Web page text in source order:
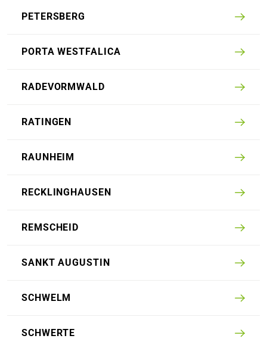
PETERS­BERG
PORTA WEST­FALICA
RADE­VORM­WALD
RATINGEN
RAUN­HEIM
RECKLINGHAUSEN
REM­SCHEID
SANKT AU­GUST­IN
SCHWELM
SCHWERTE